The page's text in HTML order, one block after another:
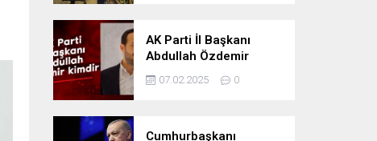
AK Parti İl Başkanı
Abdullah Özdemir
kimdir
07.02.2025 0
Cumhurbaşkanı